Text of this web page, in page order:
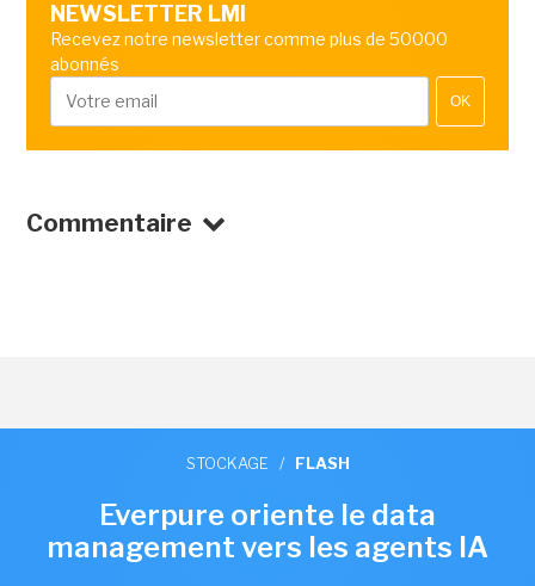
NEWSLETTER LMI
Recevez notre newsletter comme plus de 50000
abonnés
OK
Commentaire
STOCKAGE / FLASH
Everpure oriente le data
management vers les agents IA